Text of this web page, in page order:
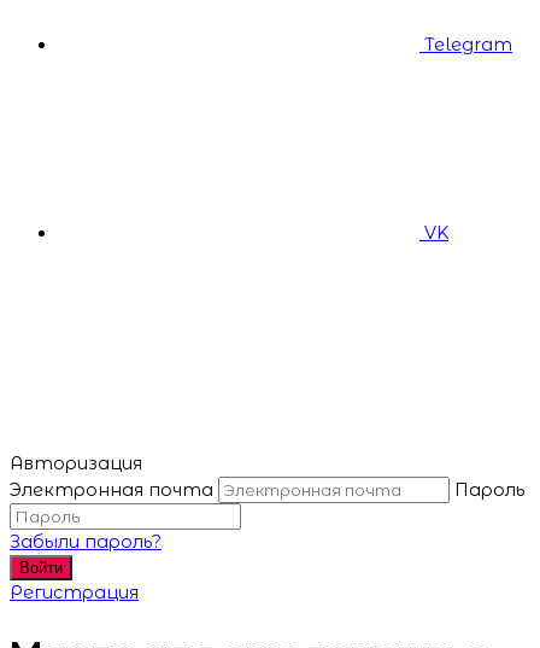
Telegram
VK
Авторизация
Электронная почта
Пароль
Забыли пароль?
Войти
Регистрация